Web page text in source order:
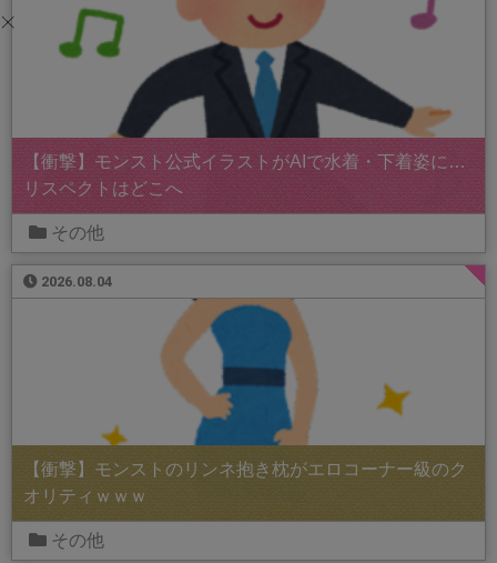
【衝撃】モンスト公式イラストがAIで水着・下着姿に…
リスペクトはどこへ
その他
2026.08.04
【衝撃】モンストのリンネ抱き枕がエロコーナー級のク
オリティｗｗｗ
その他